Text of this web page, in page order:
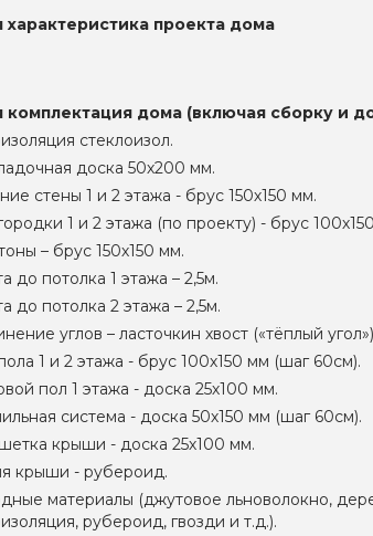
характеристика проекта дома
комплектация дома (включая сборку и
стеклоизол.
доска 50х200 мм.
стены 1 и 2 этажа - брус 150х150 мм.
1 и 2 этажа (по проекту) - брус
– брус 150х150 мм.
до потолка 1 этажа – 2,5м.
до потолка 2 этажа – 2,5м.
углов – ласточкин хвост («тёплый
1 и 2 этажа - брус 100х150 мм (шаг 60см).
пол 1 этажа - доска 25х100 мм.
система - доска 50х150 мм (шаг 60см).
крыши - доска 25х100 мм.
крыши - рубероид.
материалы (джутовое льноволокно,
рубероид, гвозди и т.д.).